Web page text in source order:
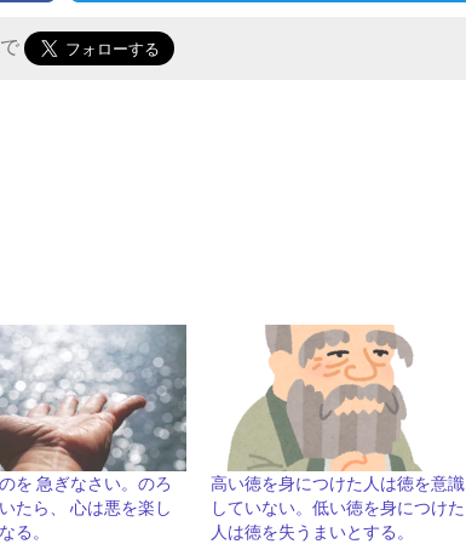
を 急ぎなさい。のろ
たら、 心は悪を楽し
る。
高い徳を身につけた人は徳を意識
していない。低い徳を身につけた
人は徳を失うまいとする。